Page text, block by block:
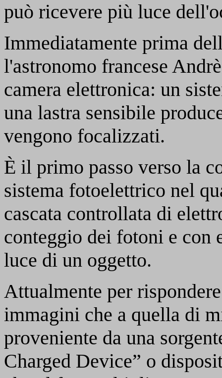
può ricevere più luce
Immediatamente prima
l'astronomo francese
camera elettronica: un
una lastra sensibile
vengono focalizzati.
È il primo passo verso la
sistema fotoelettrico nel
cascata controllata di
conteggio dei fotoni e con
luce di un oggetto.
Attualmente per
immagini che a quella di
proveniente da una
Charged Device” o